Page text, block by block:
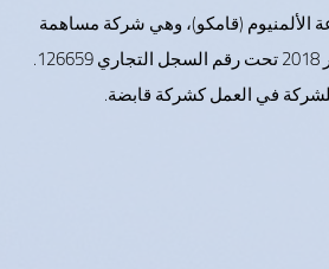
(قامكو)، وهي شركة مساهمة
عامة قطرية، في 3 ديسمبر 2018 تحت رقم السجل التجاري 126659.
في العمل كشركة قابضة.